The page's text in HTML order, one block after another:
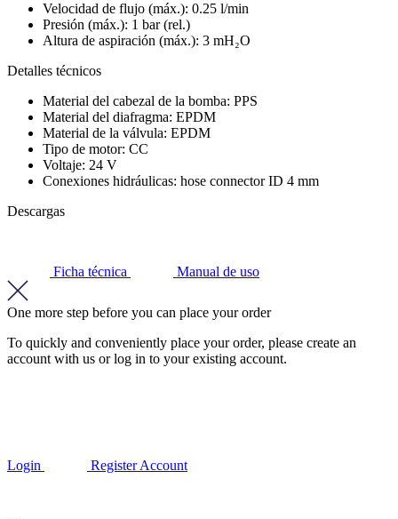
Velocidad de flujo (máx.): 0.25 l/min
Presión (máx.): 1 bar (rel.)
Altura de aspiración (máx.): 3 mH₂O
Detalles técnicos
Material del cabezal de la bomba: PPS
Material del diafragma: EPDM
Material de la válvula: EPDM
Tipo de motor: CC
Voltaje: 24 V
Conexiones hidráulicas: hose connector ID 4 mm
Descargas
Ficha técnica Manual de uso
One more step before you can place your order
To quickly and conveniently place your order, please create an
account with us or log in to your existing account.
Login Register Account